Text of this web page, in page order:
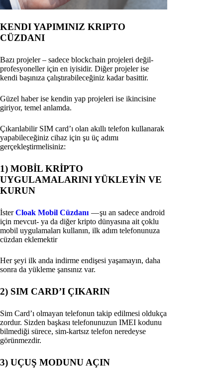
KENDI YAPIMINIZ KRIPTO
CÜZDANI
Bazı projeler – sadece blockchain projeleri değil-
profesyoneller için en iyisidir. Diğer projeler ise
kendi başınıza çalıştırabileceğiniz kadar basittir.
Güzel haber ise kendin yap projeleri ise ikincisine
giriyor, temel anlamda.
Çıkarılabilir SIM card’ı olan akıllı telefon kullanarak
yapabileceğiniz cihaz için şu üç adımı
gerçekleştirmelisiniz:
1) MOBİL KRİPTO
UYGULAMALARINI YÜKLEYİN VE
KURUN
İsterCloak Mobil Cüzdanı — şu an sadece android
için mevcut- ya da diğer kripto dünyasına ait çoklu
mobil uygulamaları kullanın, ilk adım telefonunuza
cüzdan eklemektir
Her şeyi ilk anda indirme endişesi yaşamayın, daha
sonra da yükleme şansınız var.
2) SIM CARD’I ÇIKARIN
Sim Card’ı olmayan telefonun takip edilmesi oldukça
zordur. Sizden başkası telefonunuzun IMEI kodunu
bilmediği sürece, sim-kartsız telefon neredeyse
görünmezdir.
3) UÇUŞ MODUNU AÇIN